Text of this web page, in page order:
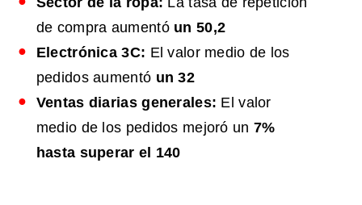
de compra aumentó un 50,2
Electrónica 3C: El valor medio de los
pedidos aumentó un 32
Ventas diarias generales: El valor
medio de los pedidos mejoró un 7%
hasta superar el 140